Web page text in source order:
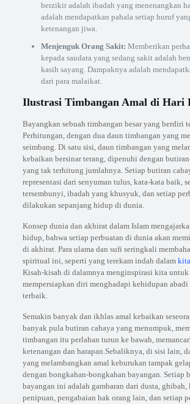
berzikir adalah ibadah yang menenangkan
adalah mendapatkan pahala setiap huruf
ketenangan jiwa.
Menjenguk Orang Sakit: Memberikan
kepada saudara yang sedang sakit adalah
kasih sayang. Dampaknya adalah
dari para malaikat.
Ilustrasi Timbangan Amal di Hari
Bayangkan sebuah timbangan besar yang berdiri
Perhitungan, dengan dua daun timbangan yang
seimbang. Di satu sisi, daun timbangan yang
kebaikan bersinar terang, dipenuhi dengan
yang tak terhitung jumlahnya. Setiap butiran
representasi dari senyuman tulus, kata-kata baik,
tersembunyi, ibadah yang khusyuk, dan setiap
dilakukan sepanjang hidup di dunia.
Konsep dunia dan akhirat dalam Islam
hidup, bahwa setiap perbuatan di dunia akan
di akhirat. Para ulama dan sufi seringkali
spiritual ini, seperti yang terekam indah dalam
Kisah-kisah di dalamnya menginspirasi kita untuk
mempersiapkan diri menghadapi kehidupan abadi
terbaik.
Semakin banyak dan ikhlas amal kebaikan
banyak pula butiran cahaya yang menumpuk,
timbangan itu perlahan turun ke bawah,
ketenangan dan harapan.Sebaliknya, di sisi lain,
yang melambangkan amal keburukan tampak
dengan bongkahan-bongkahan bayangan. Setiap
bayangan ini adalah gambaran dari dusta, ghibah,
penipuan, pengabaian hak orang lain, dan setiap